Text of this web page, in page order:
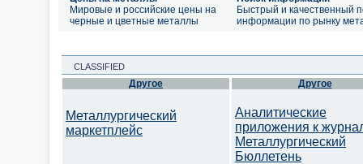
Мировые и российские цены на
черные и цветные металлы
Быстрый и качественный
информации по рынку
CLASSIFIED
Другое
Металлургический
маркетплейс
Другое
Аналитические
приложения к
Металлургический
Бюллетень